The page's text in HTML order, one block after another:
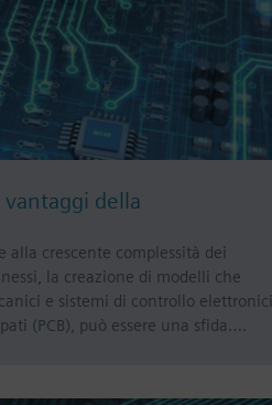
vantaggi della
alla crescente complessità dei
la creazione di modelli che
e sistemi di controllo
(PCB), può essere una sfida….